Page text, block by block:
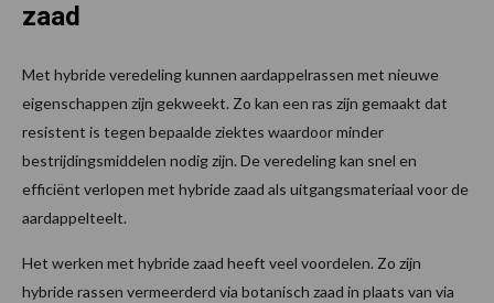
zaad
Met hybride veredeling kunnen aardappelrassen met nieuwe
eigenschappen zijn gekweekt. Zo kan een ras zijn gemaakt dat
resistent is tegen bepaalde ziektes waardoor minder
bestrijdingsmiddelen nodig zijn. De veredeling kan snel en
efficiënt verlopen met hybride zaad als uitgangsmateriaal voor de
aardappelteelt.
Het werken met hybride zaad heeft veel voordelen. Zo zijn
hybride rassen vermeerderd via botanisch zaad in plaats van via